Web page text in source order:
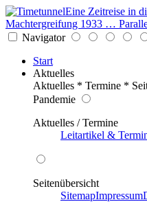
Eine Zeitreise in
Machtergreifung 1933 …
Navigator
Start
Aktuelles
Aktuelles * Termine *
Pandemie
Aktuelles / Termine
Leitartikel &
Seitenübersicht
SitemapImpressum